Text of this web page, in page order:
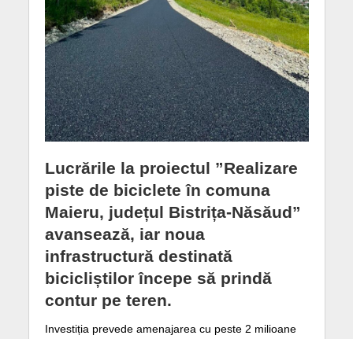
Lucrările la proiectul ”Realizare
piste de biciclete în comuna
Maieru, județul Bistrița-Năsăud”
avansează, iar noua
infrastructură destinată
bicicliștilor începe să prindă
contur pe teren.
Investiția prevede amenajarea cu peste 2 milioane